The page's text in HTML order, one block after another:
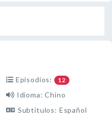
Episodios: 12
Idioma: Chino
Subtitulos: Español